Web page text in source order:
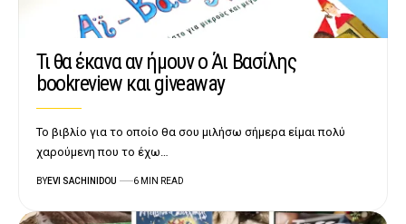
Τι θα έκανα αν ήμουν ο Άι Βασίλης
bookreview και giveaway
Το βιβλίο για το οποίο θα σου μιλήσω σήμερα είμαι πολύ
χαρούμενη που το έχω…
BYEVI SACHINIDOU 6 MIN READ